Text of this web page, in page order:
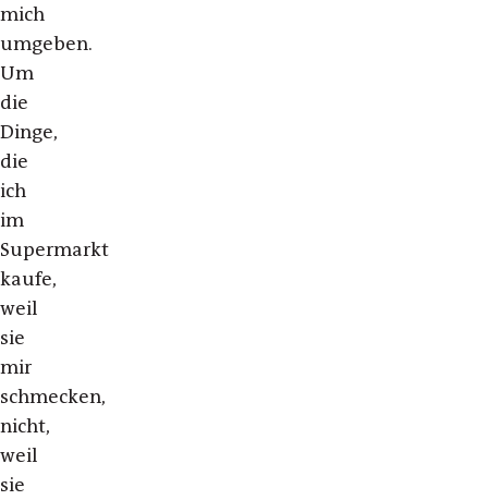
mich
umgeben.
Um
die
Dinge,
die
ich
im
Supermarkt
kaufe,
weil
sie
mir
schmecken,
nicht,
weil
sie